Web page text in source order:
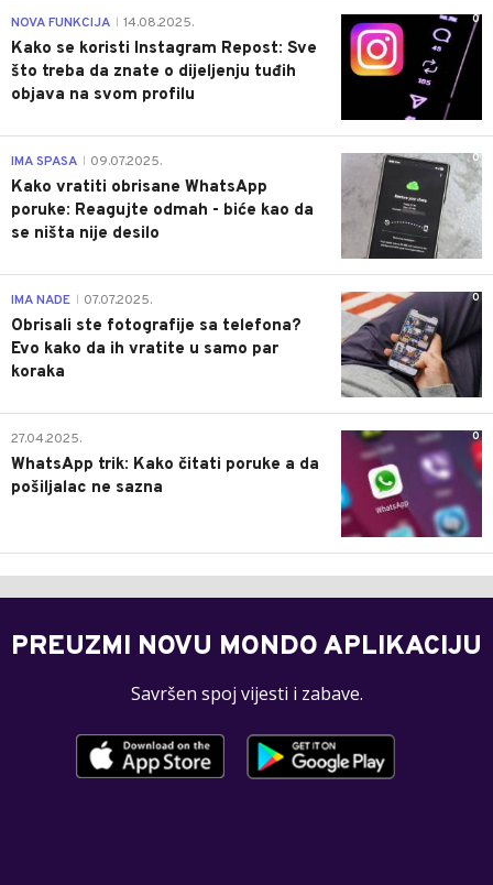
0
NOVA FUNKCIJA 14.08.2025.
Kako se koristi Instagram Repost: Sve
što treba da znate o dijeljenju tuđih
objava na svom profilu
0
IMA SPASA 09.07.2025.
Kako vratiti obrisane WhatsApp
poruke: Reagujte odmah - biće kao da
se ništa nije desilo
0
IMA NADE 07.07.2025.
Obrisali ste fotografije sa telefona?
Evo kako da ih vratite u samo par
koraka
0
27.04.2025.
WhatsApp trik: Kako čitati poruke a da
pošiljalac ne sazna
PREUZMI NOVU MONDO APLIKACIJU
Savršen spoj vijesti i zabave.